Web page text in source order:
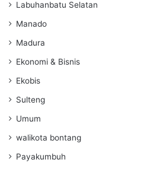
Labuhanbatu Selatan
Manado
Madura
Ekonomi & Bisnis
Ekobis
Sulteng
Umum
walikota bontang
Payakumbuh